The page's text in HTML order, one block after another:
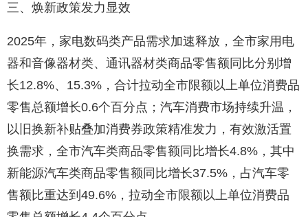
三、焕新政策发力显效
2025年，家电数码类产品需求加速释放，全市家用电
器和音像器材类、通讯器材类商品零售额同比分别增
长12.8%、15.3%，合计拉动全市限额以上单位消费品
零售总额增长0.6个百分点；汽车消费市场持续升温，
以旧换新补贴叠加消费券政策精准发力，有效激活置
换需求，全市汽车类商品零售额同比增长4.8%，其中
新能源汽车类商品零售额同比增长37.5%，占汽车零
售额比重达到49.6%，拉动全市限额以上单位消费品